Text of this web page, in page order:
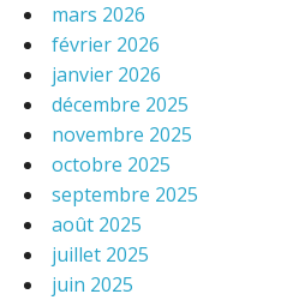
mars 2026
février 2026
janvier 2026
décembre 2025
novembre 2025
octobre 2025
septembre 2025
août 2025
juillet 2025
juin 2025